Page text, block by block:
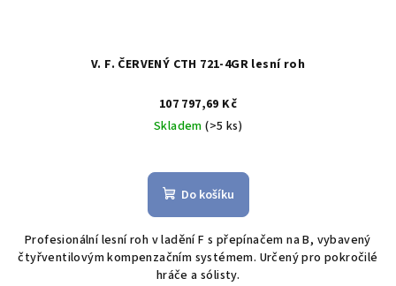
V. F. ČERVENÝ CTH 721-4GR lesní roh
107 797,69 Kč
Skladem(>5 ks)
Do košíku
Profesionální lesní roh v ladění F s přepínačem na B, vybavený
čtyřventilovým kompenzačním systémem. Určený pro pokročilé
hráče a sólisty.